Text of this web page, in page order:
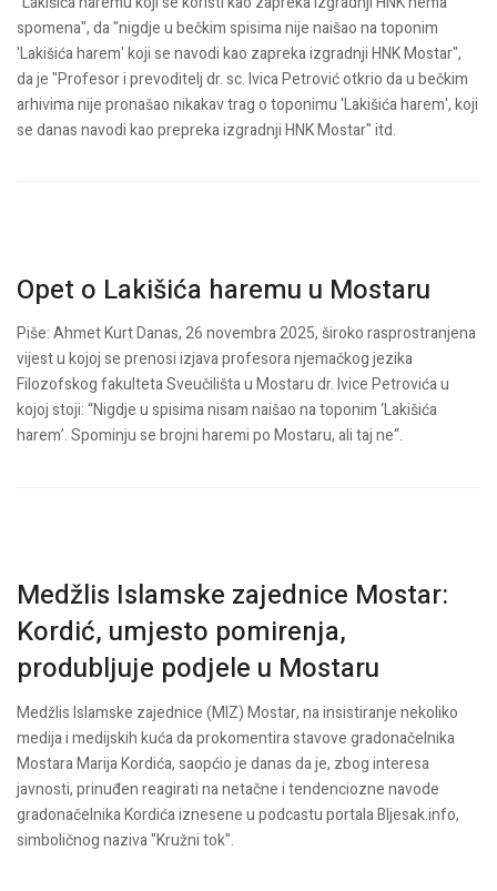
spomena", da "nigdje u bečkim spisima nije naišao na toponim
'Lakišića harem' koji se navodi kao zapreka izgradnji HNK Mostar",
da je "Profesor i prevoditelj dr. sc. Ivica Petrović otkrio da u bečkim
arhivima nije pronašao nikakav trag o toponimu 'Lakišića harem', koji
se danas navodi kao prepreka izgradnji HNK Mostar" itd.
Opet o Lakišića haremu u Mostaru
Piše: Ahmet KurtDanas, 26 novembra 2025, široko rasprostranjena
vijest u kojoj se prenosi izjava profesora njemačkog jezika
Filozofskog fakulteta Sveučilišta u Mostaru dr. Ivice Petrovića u
kojoj stoji: “Nigdje u spisima nisam naišao na toponim ‘Lakišića
harem’. Spominju se brojni haremi po Mostaru, ali taj ne“.
Medžlis Islamske zajednice Mostar:
Kordić, umjesto pomirenja,
produbljuje podjele u Mostaru
Medžlis Islamske zajednice (MIZ) Mostar, na insistiranje nekoliko
medija i medijskih kuća da prokomentira stavove gradonačelnika
Mostara Marija Kordića, saopćio je danas da je, zbog interesa
javnosti, prinuđen reagirati na netačne i tendenciozne navode
gradonačelnika Kordića iznesene u podcastu portala Bljesak.info,
simboličnog naziva "Kružni tok".